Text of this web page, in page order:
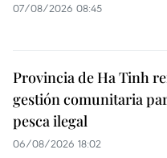
07/08/2026 08:45
Provincia de Ha Tinh
gestión comunitaria
pesca ilegal
06/08/2026 18:02